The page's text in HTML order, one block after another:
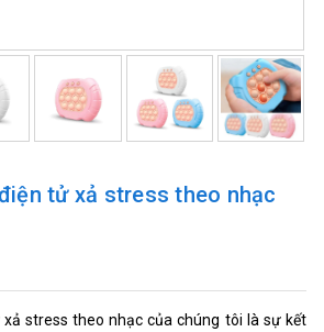
tử xả stress theo nhạc
stress theo nhạc của chúng tôi là sự kết